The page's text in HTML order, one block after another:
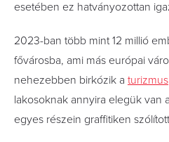
esetében ez hatványozottan
2023-ban több mint 12 millió
fővárosba, ami más európai
nehezebben birkózik a turizmus
lakosoknak annyira elegük van
egyes részein graffitiken